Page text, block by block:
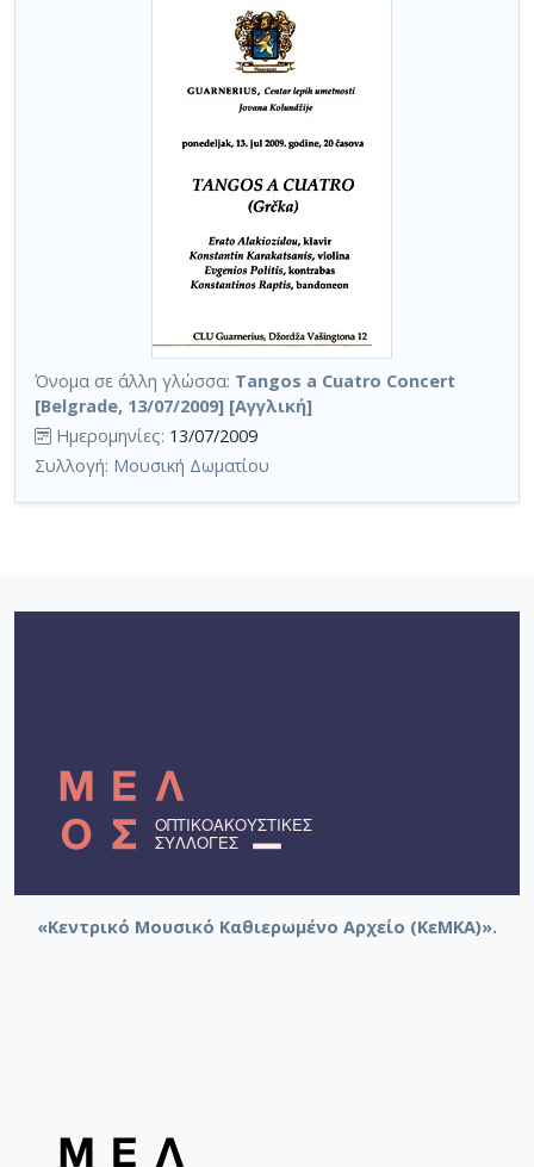
Όνομα σε άλλη γλώσσα: Tangos a Cuatro Concert
[Belgrade, 13/07/2009] [Αγγλική]
Ημερομηνίες: 13/07/2009
Συλλογή: Μουσική Δωματίου
«Κεντρικό Μουσικό Καθιερωμένο Αρχείο (ΚεΜΚΑ)».